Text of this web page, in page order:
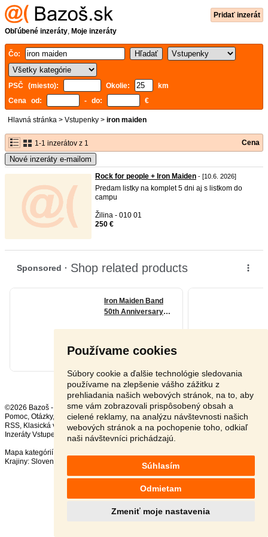
Používame cookies
Súbory cookie a ďalšie technológie sledovania
používame na zlepšenie vášho zážitku z
prehliadania našich webových stránok, na to, aby
sme vám zobrazovali prispôsobený obsah a
cielené reklamy, na analýzu návštevnosti našich
webových stránok a na pochopenie toho, odkiaľ
naši návštevníci prichádzajú.
Súhlasím
Odmietam
Zmeniť moje nastavenia
Pridať inzerát
Obľúbené inzeráty, Moje inzeráty
Čo:
PSČ (miesto): Okolie:
km
Cena od:
- do: €
Hlavná stránka > Vstupenky > iron maiden
1-1 inzerátov z 1 Cena
Nové inzeráty e-mailom
Rock for people + Iron Maiden - [10.6. 2026]
Predam listky na komplet 5 dni aj s listkom do
campu
Žilina - 010 01
250 €
©2026 Bazoš -
Inzercia, bazár
Pomoc, Otázky, Hodnotenie ,Kontakt, Reklama,Podmienky,Ochrana údajov
RSS,
Inzeráty Vstupenky celkom:
2088 , za 24 hodín:135
Mapa kategórií
Krajiny: Slovensko Poľsko , Rakúsko